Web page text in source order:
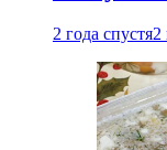
2 года спустя2